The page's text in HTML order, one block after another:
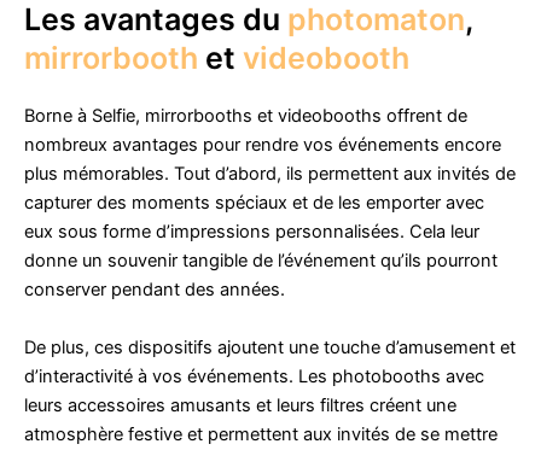
Les avantages du photomaton,
mirrorbooth et videobooth
Borne à Selfie, mirrorbooths et videobooths offrent de
nombreux avantages pour rendre vos événements encore
plus mémorables. Tout d’abord, ils permettent aux invités de
capturer des moments spéciaux et de les emporter avec
eux sous forme d’impressions personnalisées. Cela leur
donne un souvenir tangible de l’événement qu’ils pourront
conserver pendant des années.
De plus, ces dispositifs ajoutent une touche d’amusement et
d’interactivité à vos événements. Les photobooths avec
leurs accessoires amusants et leurs filtres créent une
atmosphère festive et permettent aux invités de se mettre